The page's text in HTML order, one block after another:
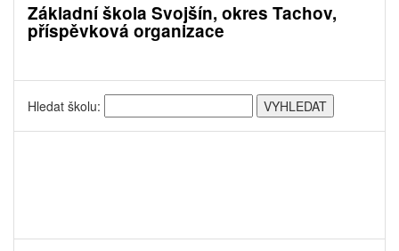
Základní škola Svojšín, okres Tachov,
příspěvková organizace
Hledat školu: